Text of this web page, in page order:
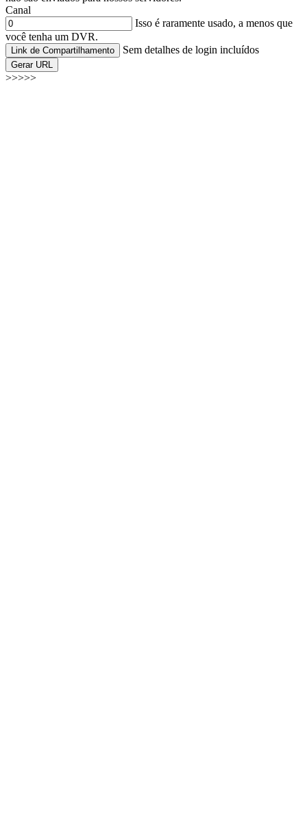
Canal
Isso é raramente usado, a menos que
você tenha um DVR.
Link de Compartilhamento Sem detalhes de login incluídos
Gerar URL
>>>>>